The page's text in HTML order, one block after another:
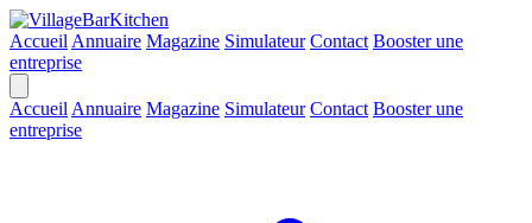
Accueil Annuaire Magazine Simulateur Contact Booster une
entreprise
Accueil Annuaire Magazine Simulateur Contact Booster une
entreprise